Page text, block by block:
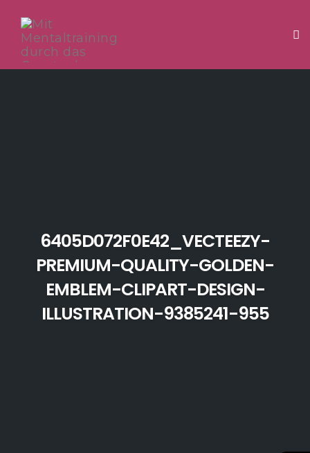
6405D072F0E42_VECTEEZY-
PREMIUM-QUALITY-GOLDEN-
EMBLEM-CLIPART-DESIGN-
ILLUSTRATION-9385241-955